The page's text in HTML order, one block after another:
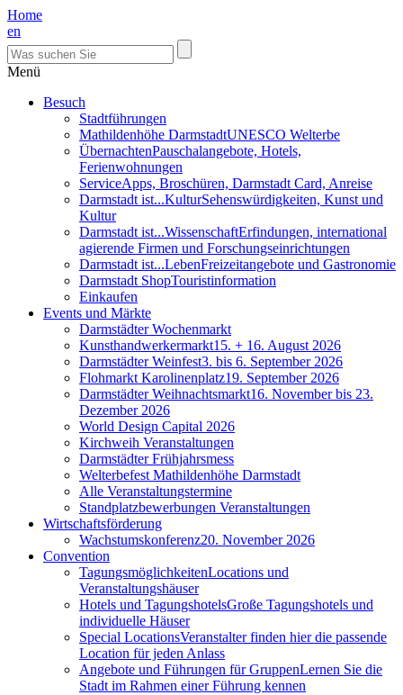
Home
en
Menü
Besuch
Stadtführungen
Mathildenhöhe DarmstadtUNESCO Welterbe
ÜbernachtenPauschalangebote, Hotels,
Ferienwohnungen
ServiceApps, Broschüren, Darmstadt Card, Anreise
Darmstadt ist...KulturSehenswürdigkeiten, Kunst und
Kultur
Darmstadt ist...WissenschaftErfindungen, international
agierende Firmen und Forschungseinrichtungen
Darmstadt ist...LebenFreizeitangebote und Gastronomie
Darmstadt ShopTouristinformation
Einkaufen
Events und Märkte
Darmstädter Wochenmarkt
Kunsthandwerkermarkt15. + 16. August 2026
Darmstädter Weinfest3. bis 6. September 2026
Flohmarkt Karolinenplatz19. September 2026
Darmstädter Weihnachtsmarkt16. November bis 23.
Dezember 2026
World Design Capital 2026
Kirchweih Veranstaltungen
Darmstädter Frühjahrsmess
Welterbefest Mathildenhöhe Darmstadt
Alle Veranstaltungstermine
Standplatzbewerbungen Veranstaltungen
Wirtschaftsförderung
Wachstumskonferenz20. November 2026
Convention
TagungsmöglichkeitenLocations und
Veranstaltungshäuser
Hotels und TagungshotelsGroße Tagungshotels und
individuelle Häuser
Special LocationsVeranstalter finden hier die passende
Location für jeden Anlass
Angebote und Führungen für GruppenLernen Sie die
Stadt im Rahmen einer Führung kennen